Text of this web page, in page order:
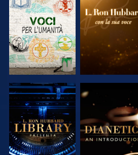
ESPLORA LE
SERIE
ESPLORA LE
SERIE
ESPLORA LE
SERIE
ESPLORA LE
SERIE